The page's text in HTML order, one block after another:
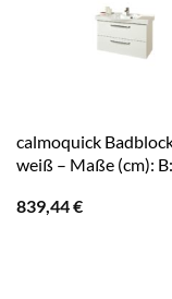
calmoquick
weiß – Maße (cm):
839,44€